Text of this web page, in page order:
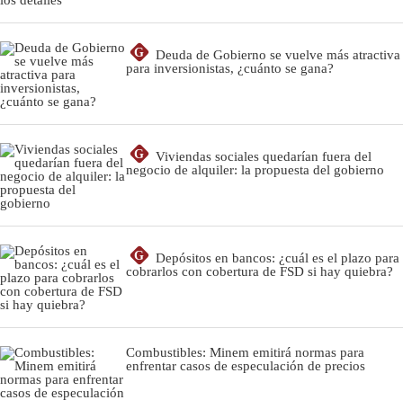
G
Deuda de Gobierno se vuelve más atractiva
para inversionistas, ¿cuánto se gana?
G
Viviendas sociales quedarían fuera del
negocio de alquiler: la propuesta del gobierno
G
Depósitos en bancos: ¿cuál es el plazo para
cobrarlos con cobertura de FSD si hay quiebra?
Combustibles: Minem emitirá normas para
enfrentar casos de especulación de precios